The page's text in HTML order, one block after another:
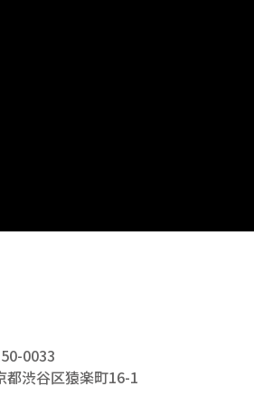
0033
都渋谷区猿楽町16-1